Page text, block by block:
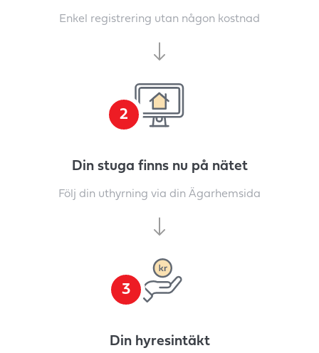
Enkel registrering utan någon kostnad
2
Din stuga finns nu på nätet
Följ din uthyrning via din Ägarhemsida
3
Din hyresintäkt